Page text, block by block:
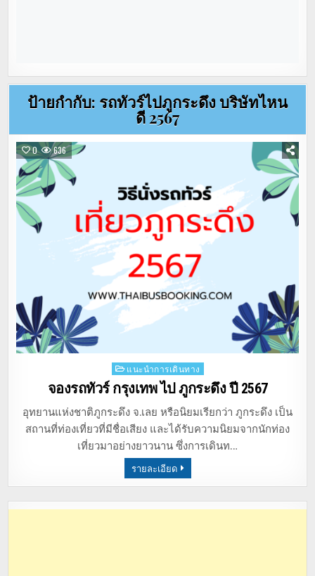
ป้ายกำกับ: รถทัวร์ไปภูกระดึง บริษัทไหน
ดี 2567
0 636
Posted
in
แนะนำการเดินทาง
จองรถทัวร์ กรุงเทพ ไป ภูกระดึง ปี 2567
อุทยานแห่งชาติภูกระดึง จ.เลย หรือนิยมเรียกว่า ภูกระดึง เป็น
สถานที่ท่องเที่ยวที่มีชื่อเสียง และได้รับความนิยมจากนักท่อง
เที่ยวมาอย่างยาวนาน ซึ่งการเดินท…
รายละเอียด